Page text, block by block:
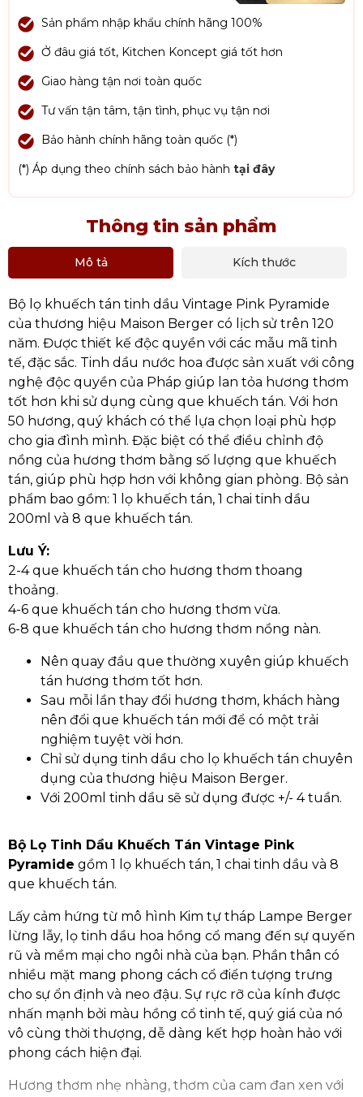
Sản phẩm nhập khẩu chính hãng 100%
Ở đâu giá tốt, Kitchen Koncept giá tốt hơn
Giao hàng tận nơi toàn quốc
Tư vấn tận tâm, tận tình, phục vụ tận nơi
Bảo hành chính hãng toàn quốc (*)
(*) Áp dụng theo chính sách bảo hành tại đây
Thông tin sản phẩm
Mô tả Kích thước
Bộ lọ khuếch tán tinh dầu Vintage Pink Pyramide
của thương hiệu Maison Berger có lịch sử trên 120
năm. Được thiết kế độc quyền với các mẫu mã tinh
tế, đặc sắc. Tinh dầu nước hoa được sản xuất với công
nghệ độc quyền của Pháp giúp lan tỏa hương thơm
tốt hơn khi sử dụng cùng que khuếch tán. Với hơn
50 hương, quý khách có thể lựa chọn loại phù hợp
cho gia đình mình. Đặc biệt có thể điều chỉnh độ
nồng của hương thơm bằng số lượng que khuếch
tán, giúp phù hợp hơn với không gian phòng. Bộ sản
phẩm bao gồm: 1 lọ khuếch tán, 1 chai tinh dầu
200ml và 8 que khuếch tán.
Lưu Ý:
2-4 que khuếch tán cho hương thơm thoang
thoảng.
4-6 que khuếch tán cho hương thơm vừa.
6-8 que khuếch tán cho hương thơm nồng nàn.
Nên quay đầu que thường xuyên giúp khuếch
tán hương thơm tốt hơn.
Sau mỗi lần thay đổi hương thơm, khách hàng
nên đổi que khuếch tán mới để có một trải
nghiệm tuyệt vời hơn.
Chỉ sử dụng tinh dầu cho lọ khuếch tán chuyên
dụng của thương hiệu Maison Berger.
Với 200ml tinh dầu sẽ sử dụng được +/- 4 tuần.
Bộ Lọ Tinh Dầu Khuếch Tán Vintage Pink
Pyramide gồm 1 lọ khuếch tán, 1 chai tinh dầu và 8
que khuếch tán.
Lấy cảm hứng từ mô hình Kim tự tháp Lampe Berger
lừng lẫy, lọ tinh dầu hoa hồng cổ mang đến sự quyến
rũ và mềm mại cho ngôi nhà của bạn. Phần thân có
nhiều mặt mang phong cách cổ điển tượng trưng
cho sự ổn định và neo đậu. Sự rực rỡ của kính được
nhấn mạnh bởi màu hồng cổ tinh tế, quý giá của nó
vô cùng thời thượng, dễ dàng kết hợp hoàn hảo với
phong cách hiện đại.
Hương thơm nhẹ nhàng, thơm của cam đan xen với